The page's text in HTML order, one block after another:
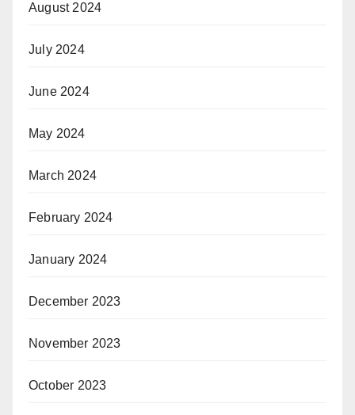
August 2024
July 2024
June 2024
May 2024
March 2024
February 2024
January 2024
December 2023
November 2023
October 2023